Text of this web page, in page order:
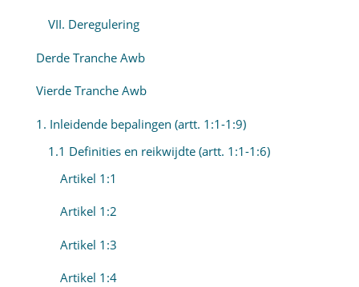
VII. Deregulering
Derde Tranche Awb
Vierde Tranche Awb
1. Inleidende bepalingen (artt. 1:1-1:9)
1.1 Definities en reikwijdte (artt. 1:1-1:6)
Artikel 1:1
Artikel 1:2
Artikel 1:3
Artikel 1:4